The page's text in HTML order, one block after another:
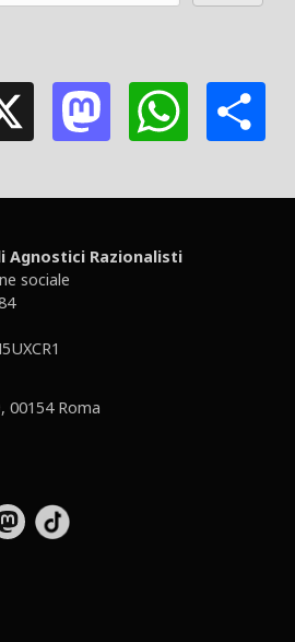
X Mastodon
Agnostici Razionalisti
sociale
00154 Roma